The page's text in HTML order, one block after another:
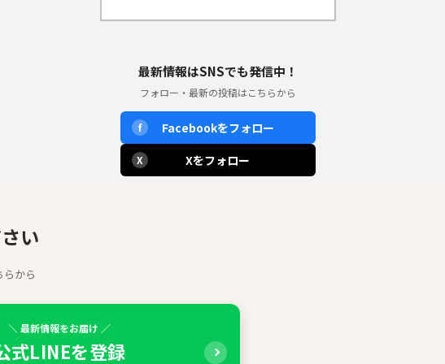
最新情報はSNSでも発信中！
フォロー・最新の投稿はこちらから
f Facebookをフォロー
X Xをフォロー
い
から
＼ 最新情報をお届け ／
式LINEを登録